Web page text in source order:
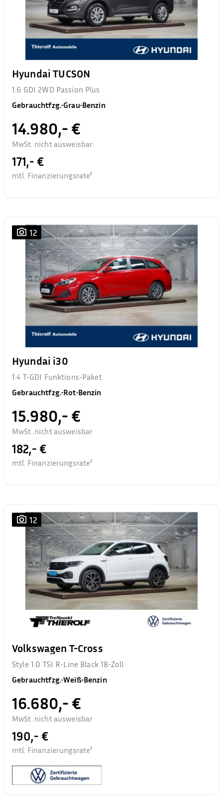
Hyundai TUCSON
1.6 GDI 2WD Passion Plus
Gebrauchtfzg.•Grau•Benzin
14.980,- €
MwSt. nicht ausweisbar
171,- €
mtl. Finanzierungsrate²
12
Hyundai i30
1.4 T-GDI Funktions-Paket
Gebrauchtfzg.•Rot•Benzin
15.980,- €
MwSt. nicht ausweisbar
182,- €
mtl. Finanzierungsrate²
12
Volkswagen T-Cross
Style 1.0 TSI R-Line Black 18-Zoll
Gebrauchtfzg.•Weiß•Benzin
16.680,- €
MwSt. nicht ausweisbar
190,- €
mtl. Finanzierungsrate²